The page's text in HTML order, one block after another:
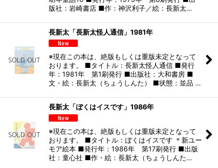
版社：岩崎書店 ■作：神沢利子／絵：長新太…
長新太「長新太怪人通信」1981年
※現在この本は、絶版もしくは重版未定となって
おります。 ■タイトル：長新太怪人通信 ■発行
年：1981年 第1刷発行 ■出版社：大和書房 ■
文・絵：長新太（ちょうしんた） ■状態：並品 …
長新太「ぼくはイスです」1986年
※現在この本は、絶版もしくは重版未定となって
おります。 ■タイトル：ぼくはイスです ＊新ユー
モア絵本 ■発行年：1986年 第17刷発行 ■出版
社：童心社 ■作・絵：長新太（ちょうしんた…